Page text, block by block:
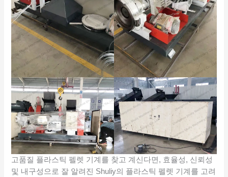
고품질 플라스틱 펠렛 기계를 찾고 계신다면, 효율성, 신뢰성
및 내구성으로 잘 알려진 Shuliy의 플라스틱 펠렛 기계를 고려